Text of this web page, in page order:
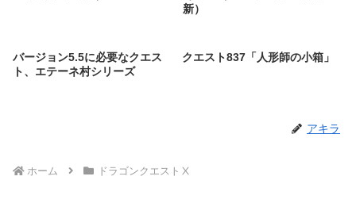
新）
バージョン5.5に必要なクエス
ト、エテーネ村シリーズ
クエスト837「人形師の小箱」
アキラ
ホーム ドラゴンクエストⅩ